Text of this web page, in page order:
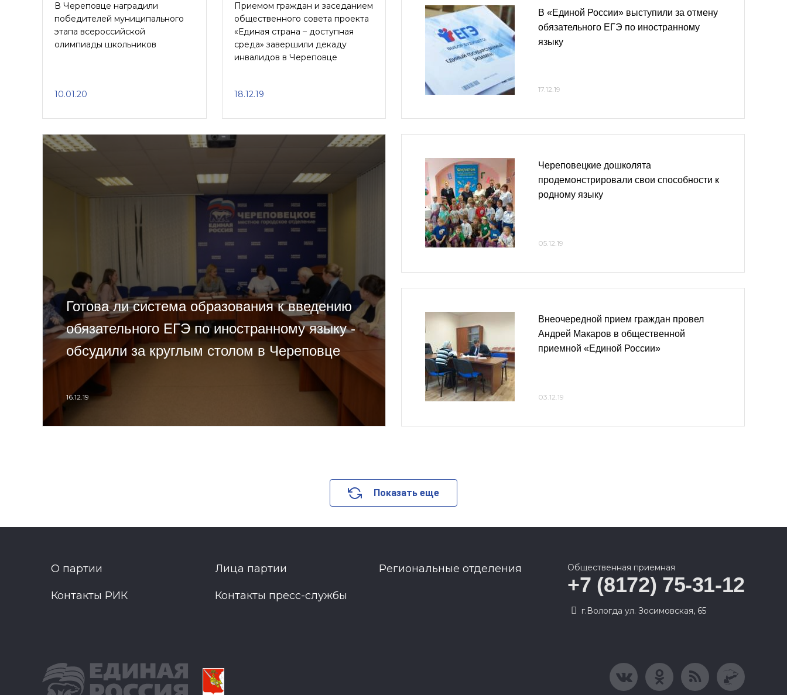
В Череповце наградили
победителей муниципального
этапа всероссийской
олимпиады школьников
10.01.20
Приемом граждан и заседанием
общественного совета проекта
«Единая страна – доступная
среда» завершили декаду
инвалидов в Череповце
18.12.19
В «Единой России» выступили за отмену
обязательного ЕГЭ по иностранному
языку
17.12.19
Готова ли система образования к введению
обязательного ЕГЭ по иностранному языку -
обсудили за круглым столом в Череповце
16.12.19
Череповецкие дошколята
продемонстрировали свои способности к
родному языку
05.12.19
Внеочередной прием граждан провел
Андрей Макаров в общественной
приемной «Единой России»
03.12.19
Показать еще
О партии Лица партии Региональные отделения
Контакты РИК Контакты пресс-службы
Общественная приемная
+7 (8172) 75-31-12
г.Вологда ул. Зосимовская, 65